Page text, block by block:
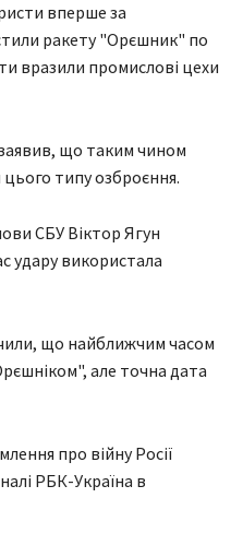
вперше за
ракету "Орєшник" по
вразили промислові цехи
що таким чином
типу озброєння.
СБУ Віктор Ягун
удару використала
що найближчим часом
але точна дата
про війну Росії
РБК-Україна в